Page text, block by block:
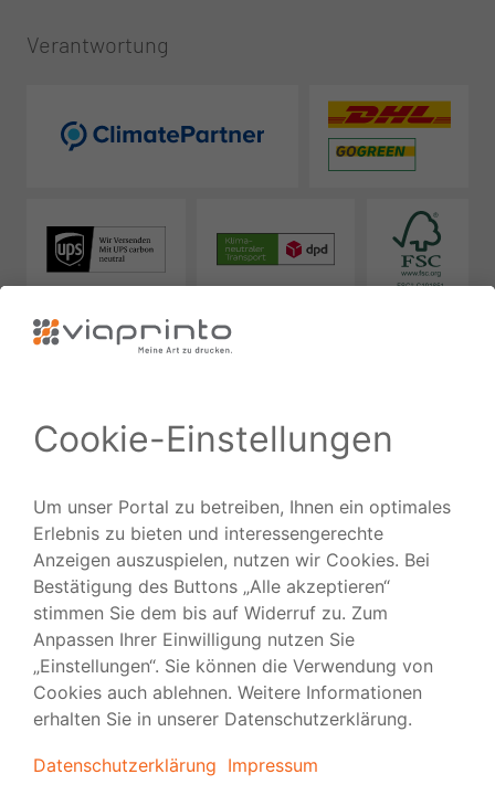
Verantwortung
Folgen Sie uns